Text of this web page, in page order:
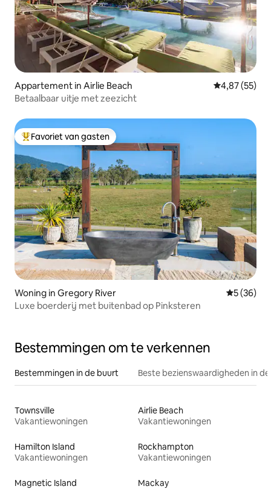
Appartement in Airlie Beach Gemiddelde
4,87 (55)
Betaalbaar uitje met zeezicht
Topfavoriet van gasten
Favoriet van gasten
Woning in Gregory River
5 (36)
Luxe boerderij met buitenbad op Pinksteren
Bestemmingen om te verkennen
Bestemmingen in de buurt Beste bezienswaardigheden in
Townsville
Vakantiewoningen
Airlie Beach
Vakantiewoningen
Hamilton Island
Vakantiewoningen
Rockhampton
Vakantiewoningen
Magnetic Island
Mackay